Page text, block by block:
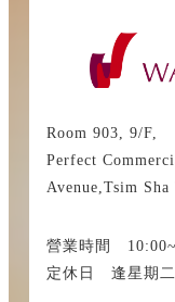
Room 903, 9/F,
Perfect
Avenue,Tsim
營業時間
定休日 逢星期二